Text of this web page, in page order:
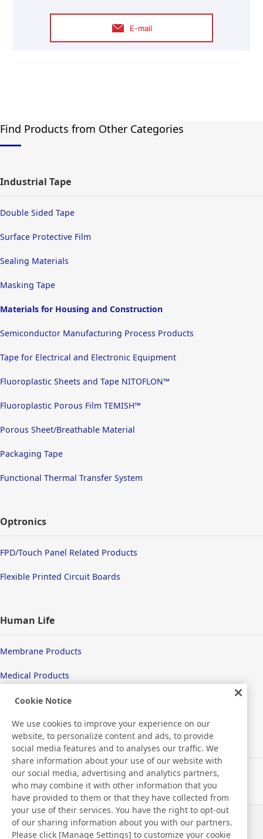
E-mail
Find Products from Other Categories
Industrial Tape
Double Sided Tape
Surface Protective Film
Sealing Materials
Masking Tape
Materials for Housing and Construction
Semiconductor Manufacturing Process Products
Tape for Electrical and Electronic Equipment
Fluoroplastic Sheets and Tape NITOFLON™
Fluoroplastic Porous Film TEMISH™
Porous Sheet/Breathable Material
Packaging Tape
Functional Thermal Transfer System
Optronics
FPD/Touch Panel Related Products
Flexible Printed Circuit Boards
Human Life
Membrane Products
Medical Products
Hygiene
New Products/Technologies
Flex Sensing
Electric Debonding Tape
Haberler
İletişim
Cookie Notice
We use cookies to improve your experience on our
website, to personalize content and ads, to provide
social media features and to analyses our traffic. We
share information about your use of our website with
our social media, advertising and analytics partners,
who may combine it with other information that you
have provided to them or that they have collected from
your use of their services. You have the right to opt-out
of our sharing information about you with our partners.
Please click [Manage Settings] to customize your cookie